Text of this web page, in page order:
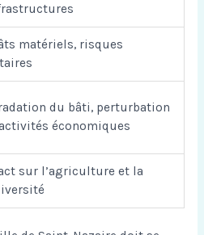
matériels, risques
du bâti, perturbation
économiques
sur l’agriculture et la